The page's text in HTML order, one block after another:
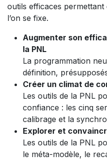
outils efficaces permettant
l’on se fixe.
Augmenter son
la PNL
La programmation
définition,
Créer un climat de
Les outils de la PNL
confiance : les cinq
calibrage et la
Explorer et
Les outils de la PNL
le méta-modèle, le